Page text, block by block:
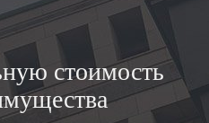
стоимость